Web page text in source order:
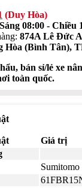
(Duy Hòa)
Sáng 08:00 - Chiều
874A Lê Đức
Hòa (Bình Tân),
bán sỉ/lẻ xe
toàn quốc.
Giá trị
Sumitomo